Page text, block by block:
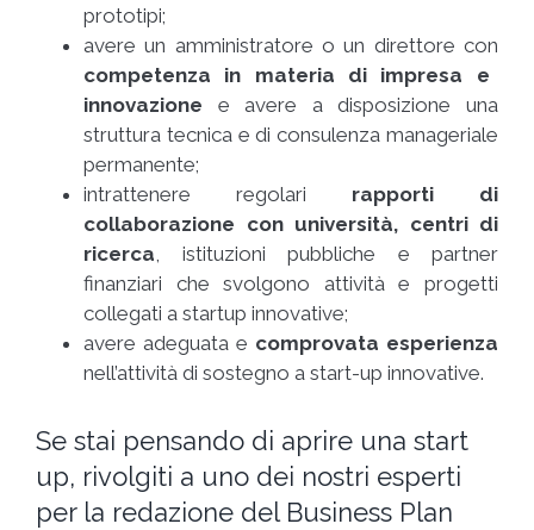
prototipi;
avere un amministratore o un direttore con
competenza in materia di impresa e
innovazione e avere a disposizione una
struttura tecnica e di consulenza manageriale
permanente;
intrattenere regolari rapporti di
collaborazione con università, centri di
ricerca , istituzioni pubbliche e partner
finanziari che svolgono attività e progetti
collegati a startup innovative;
avere adeguata e comprovata esperienza
nell’attività di sostegno a start-up innovative.
Se stai pensando di aprire una start
up, rivolgiti a uno dei nostri esperti
per la redazione del Business Plan